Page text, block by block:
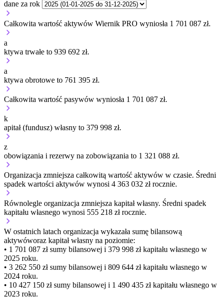
dane za rok
Całkowita wartość aktywów Wiernik PRO wyniosła 1 701 087 zł.
a
ktywa trwałe to 939 692 zł.
a
ktywa obrotowe to 761 395 zł.
Całkowita wartość pasywów wyniosła 1 701 087 zł.
k
apitał (fundusz) własny to 379 998 zł.
z
obowiązania i rezerwy na zobowiązania to 1 321 088 zł.
Organizacja zmniejsza całkowitą wartość aktywów w czasie. Średni
spadek wartości aktywów wynosi 4 363 032 zł rocznie.
Równolegle organizacja zmniejsza kapitał własny. Średni spadek
kapitału własnego wynosi 555 218 zł rocznie.
W ostatnich latach organizacja wykazała sumę bilansową
aktywóworaz kapitał własny na poziomie:
• 1 701 087 złsumy bilansowej i 379 998 zł kapitału własnego w
2025 roku.
• 3 262 550 złsumy bilansowej i 809 644 zł kapitału własnego w
2024 roku.
• 10 427 150 złsumy bilansowej i 1 490 435 zł kapitału własnego w
2023 roku.